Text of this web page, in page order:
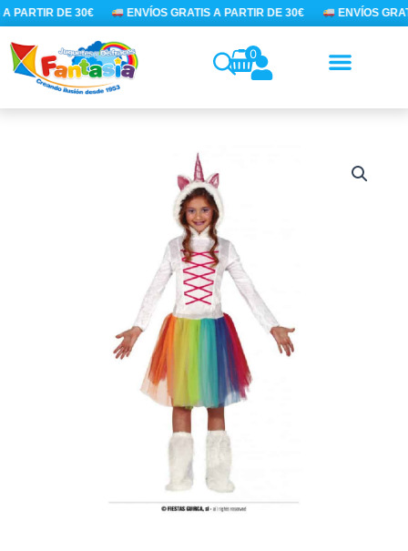
Ir
al
contenido
PARTIR DE 30€ ENVÍOS GRATIS A PARTIR DE 30€ ENVÍOS
0